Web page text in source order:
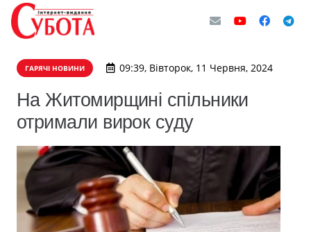
ГАРЯЧІ НОВИНИ 09:39, Вівторок, 11 Червня, 2024
На Житомирщині спільники
отримали вирок суду